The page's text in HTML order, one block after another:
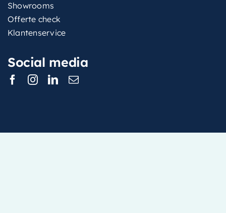
Showrooms
Offerte check
Klantenservice
Social media